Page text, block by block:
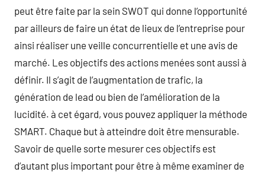
peut être faite par la sein SWOT qui donne l’opportunité
par ailleurs de faire un état de lieux de l’entreprise pour
ainsi réaliser une veille concurrentielle et une avis de
marché. Les objectifs des actions menées sont aussi à
définir. Il s’agit de l’augmentation de trafic, la
génération de lead ou bien de l’amélioration de la
lucidité. à cet égard, vous pouvez appliquer la méthode
SMART. Chaque but à atteindre doit être mensurable.
Savoir de quelle sorte mesurer ces objectifs est
d’autant plus important pour être à même examiner de